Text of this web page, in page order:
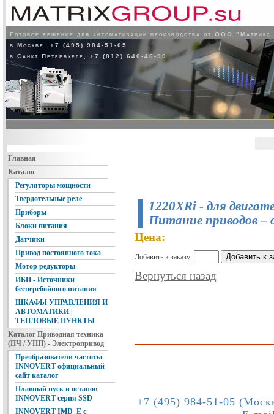
Готовое решение для автоматизации производства от ООО "Матрикс
в Москве, +7 (495) 984-51-05
в Санкт Петербурге, +7 (812) 640-46-90
Главная
Каталог
Регуляторы мощности
Твердотельные реле
Приборы
Блоки питания
Датчики
Привод постоянного тока
Мотор редукторы
ИБП - Источники
бесперебойного питания
ШКАФЫ УПРАВЛЕНИЯ И
АВТОМАТИКИ |
ТЕПЛОВЫЕ ПУНКТЫ
Каталог Приводная техника
(ПЧ / УПП) - Электропривод
Преобразователи частоты
INNOVERT официальный
сайт каталог
Плавный пуск и останов
INNOVERT серия SSD
INNOVERT IMD_E с
1220XRi - для
Питание приводов –
Цена:
Добавить к заказу:
Вернуться назад
+7 (495) 984-51-05